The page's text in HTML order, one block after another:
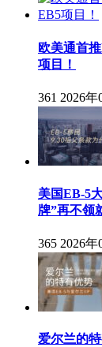
欧美通首
项目！
361 2026年
美国EB-5
牌”再不领
365 2026年
爱尔兰的